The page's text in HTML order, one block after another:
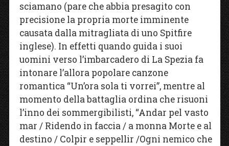
sciamano (pare che abbia presagito con
precisione la propria morte imminente
causata dalla mitragliata di uno Spitfire
inglese). In effetti quando guida i suoi
uomini verso l’imbarcadero di La Spezia fa
intonare l’allora popolare canzone
romantica “Un’ora sola ti vorrei”, mentre al
momento della battaglia ordina che risuoni
l’inno dei sommergibilisti, “Andar pel vasto
mar / Ridendo in faccia / a monna Morte e al
destino / Colpir e seppellir /Ogni nemico che